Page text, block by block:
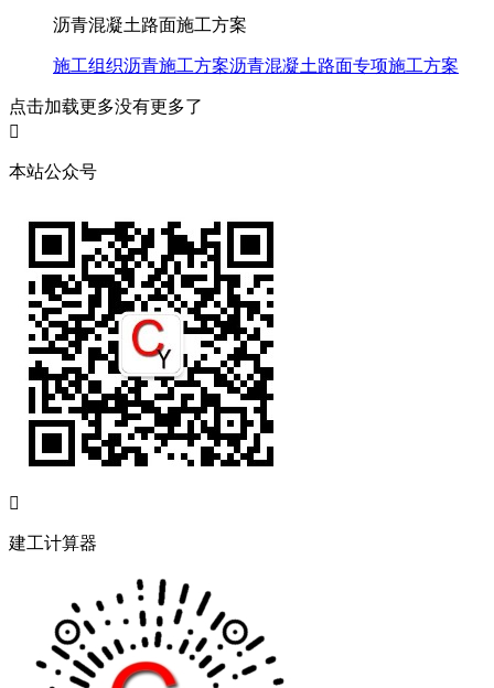
沥青混凝土路面施工方案
施工组织沥青施工方案沥青混凝土路面专项施工方案
点击加载更多没有更多了

本站公众号

建工计算器